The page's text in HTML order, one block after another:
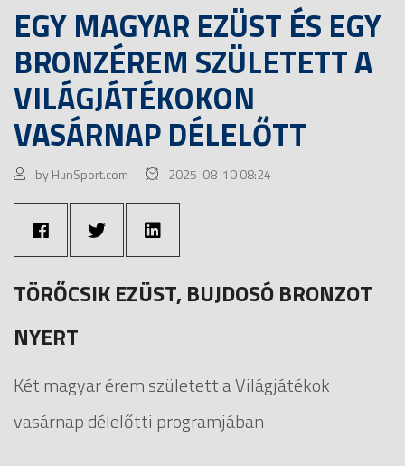
EGY MAGYAR EZÜST ÉS EGY
BRONZÉREM SZÜLETETT A
VILÁGJÁTÉKOKON
VASÁRNAP DÉLELŐTT
by HunSport.com 2025-08-10 08:24
TÖRŐCSIK EZÜST, BUJDOSÓ BRONZOT
NYERT
Két magyar érem született a Világjátékok
vasárnap délelőtti programjában